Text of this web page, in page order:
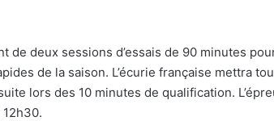
de deux sessions d’essais de 90 minutes
de la saison. L’écurie française mettra
lors des 10 minutes de qualification.
Le Mans 2026 : 90
revivre une semaine